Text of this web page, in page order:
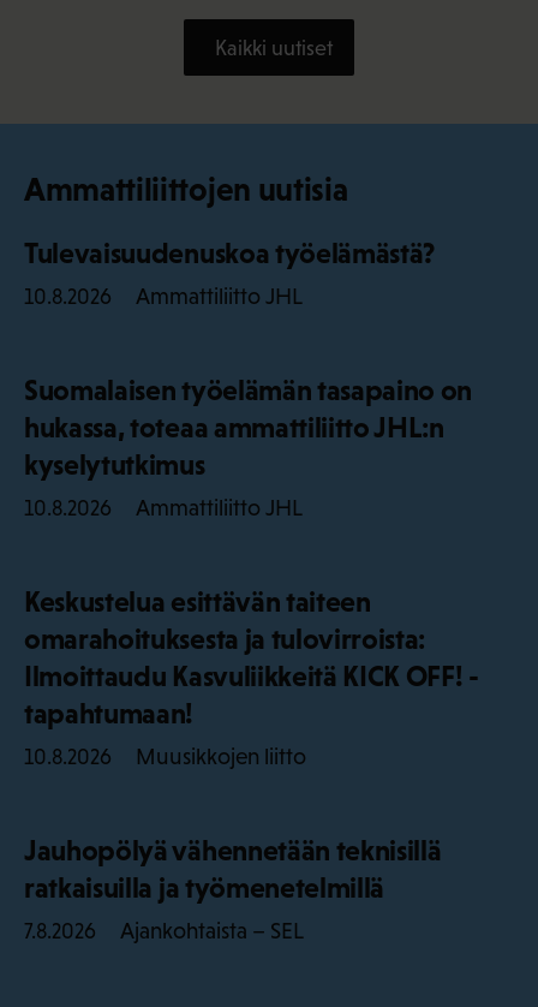
Kaikki uutiset
Ammattiliittojen uutisia
Tulevaisuudenuskoa työelämästä?
10.8.2026 Ammattiliitto JHL
Suomalaisen työelämän tasapaino on
hukassa, toteaa ammattiliitto JHL:n
kyselytutkimus
10.8.2026 Ammattiliitto JHL
Keskustelua esittävän taiteen
omarahoituksesta ja tulovirroista:
Ilmoittaudu Kasvuliikkeitä KICK OFF! -
tapahtumaan!
10.8.2026 Muusikkojen liitto
Jauhopölyä vähennetään teknisillä
ratkaisuilla ja työmenetelmillä
7.8.2026 Ajankohtaista – SEL